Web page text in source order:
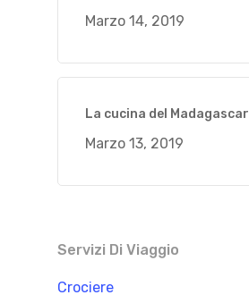
Marzo 14, 2019
La cucina del Madagascar
Marzo 13, 2019
Servizi Di Viaggio
Crociere